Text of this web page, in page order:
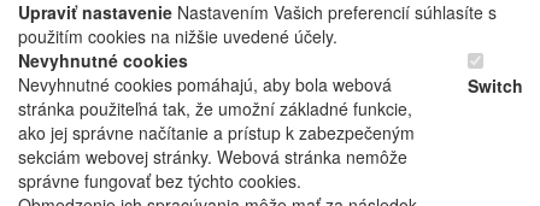
Upraviť nastavenie Nastavením Vašich preferencií súhlasíte s
použitím cookies na nižšie uvedené účely.
Nevyhnutné cookies
Nevyhnutné cookies pomáhajú, aby bola webová
stránka použiteľná tak, že umožní základné funkcie,
ako jej správne načítanie a prístup k zabezpečeným
sekciám webovej stránky. Webová stránka nemôže
správne fungovať bez týchto cookies.
Switch